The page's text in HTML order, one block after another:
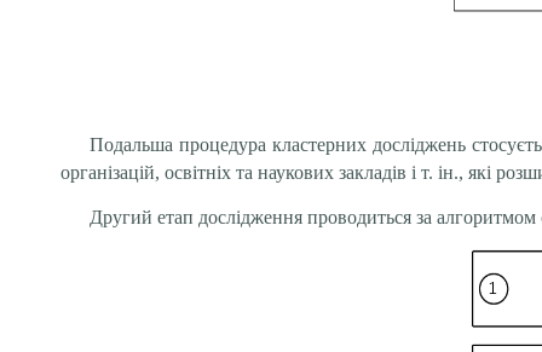
Подальша процедура кластерних досліджень
організацій, освітніх та наукових закладів і т. ін., які
Другий етап дослідження проводиться за